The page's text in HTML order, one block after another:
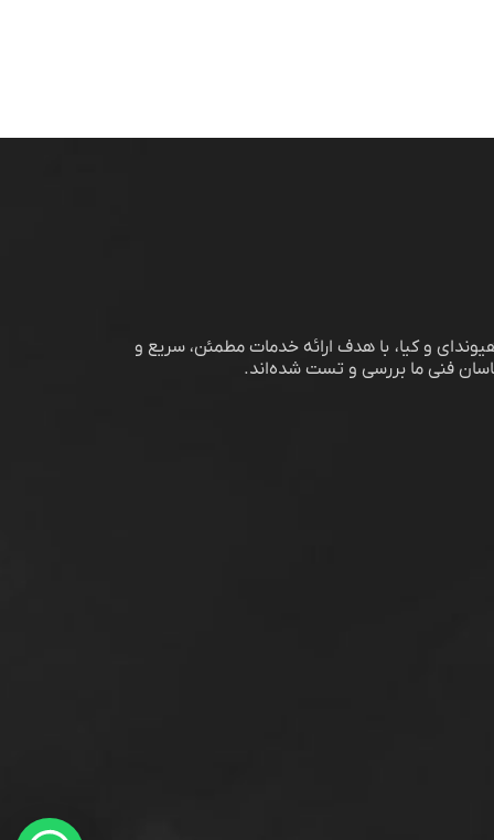
و کیا، با هدف ارائه خدمات مطمئن، سریع و
فنی ما بررسی و تست شده‌اند.